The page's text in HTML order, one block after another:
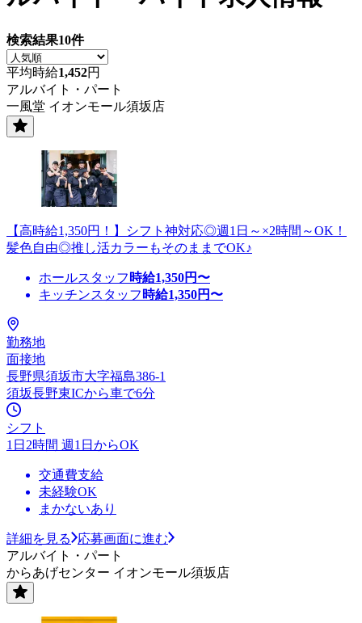
検索結果10件
平均時給1,452円
アルバイト・パート
一風堂 イオンモール須坂店
【高時給1,350円！】シフト神対応◎週1日～×2時間～OK！
髪色自由◎推し活カラーもそのままでOK♪
ホールスタッフ 時給1,350円〜
キッチンスタッフ 時給1,350円〜
勤務地
面接地
長野県須坂市大字福島386-1
須坂長野東ICから車で6分
シフト
1日2時間 週1日からOK
交通費支給
未経験OK
まかないあり
詳細を見る
応募画面に進む
アルバイト・パート
からあげセンター イオンモール須坂店